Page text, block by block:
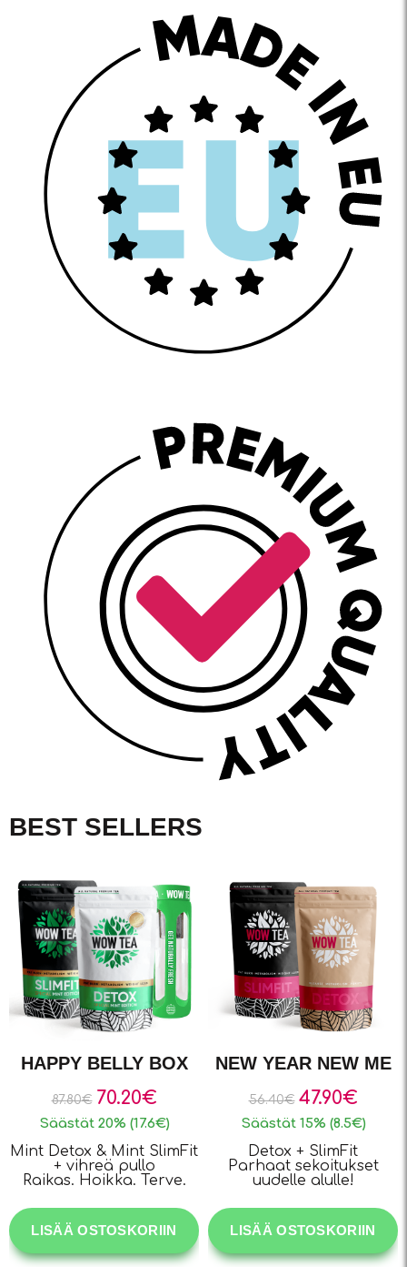
BEST SELLERS
HAPPY BELLY BOX
87.80€ 70.20€
Säästät 20% (17.6€)
Mint Detox & Mint SlimFit
+ vihreä pullo
Raikas. Hoikka. Terve.
LISÄÄ OSTOSKORIIN
NEW YEAR NEW ME
56.40€ 47.90€
Säästät 15% (8.5€)
Detox + SlimFit
Parhaat sekoitukset
uudelle alulle!
LISÄÄ OSTOSKORIIN